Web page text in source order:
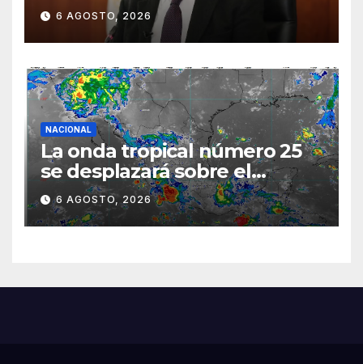
normalidad e inicie el
semestre mediante el
diálogo
6 AGOSTO, 2026
NACIONAL
La onda tropical número 25
se desplazará sobre el
sureste mexicano
6 AGOSTO, 2026